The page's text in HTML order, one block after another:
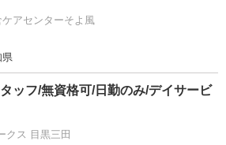
アセンターそよ風
県
ッフ/無資格可/日勤のみ/デイサービ
クス 目黒三田